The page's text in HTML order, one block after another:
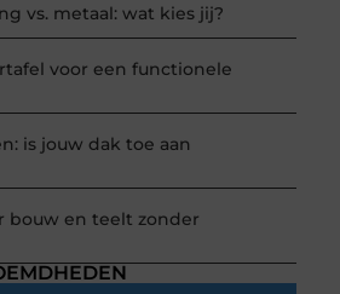
vs. metaal: wat kies jij?
voor een functionele
is jouw dak toe aan
bouw en teelt zonder